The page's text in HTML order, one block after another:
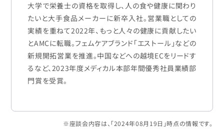
大学で栄養士の資格を取得し、人の食や健康に関わり
たいと大手食品メーカーに新卒入社。営業職としての
実績を重ねて2022年、もっと人々の健康に貢献したい
とAMCに転職。フェムケアブランド「エストール」などの
新規開拓営業を推進。中国などへの越境ECをリードす
るなど、2023年度メディカル本部年間優秀社員業績部
門賞を受賞。
※座談会内容は、「2024年08月19日」時点の情報です。